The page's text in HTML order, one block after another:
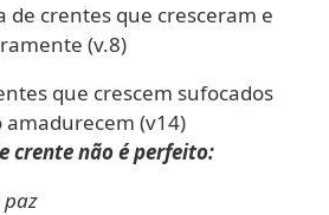
de crentes que cresceram e
(v.8)
que crescem sufocados
amadurecem (v14)
crente não é perfeito:
paz